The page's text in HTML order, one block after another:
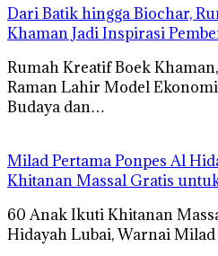
Dari Batik hingga Biochar,
Khaman Jadi Inspirasi
Rumah Kreatif Boek
Raman Lahir Model
Budaya dan…
Milad Pertama Ponpes Al
Khitanan Massal Gratis
60 Anak Ikuti Khitanan
Hidayah Lubai, Warnai